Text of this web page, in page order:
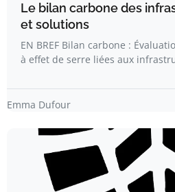
Le bilan carbone des
et solutions
EN BREF Bilan carbone :
à effet de serre liées aux
Emma Dufour